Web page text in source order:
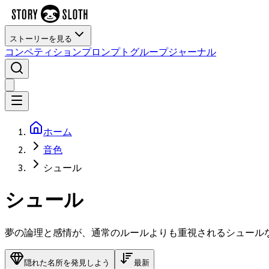
ストーリーを見る
コンペティションプロンプト グループジャーナル
ホーム
音色
シュール
シュール
夢の論理と感情が、通常のルールよりも重視されるシュール
隠れた名所を発見しよう 最新